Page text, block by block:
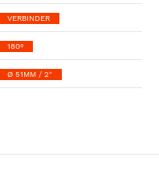
VERBINDER
180°
Ø 51MM / 2"